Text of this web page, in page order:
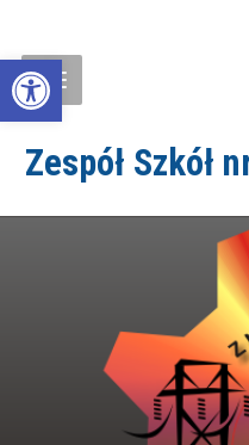
Open toolbar
Zespół Szkół